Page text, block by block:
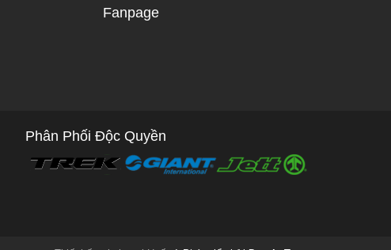
Fanpage
Phân Phối Độc Quyền